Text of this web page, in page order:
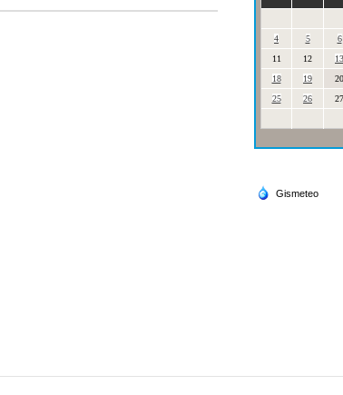
4
5 6
11
12 13
18
19 20
25
26 27